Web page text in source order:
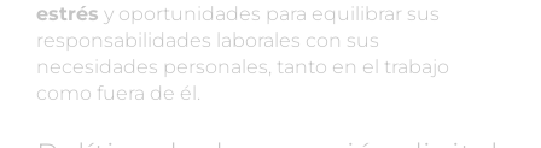
estrés y oportunidades para equilibrar sus
responsabilidades laborales con sus
necesidades personales, tanto en el trabajo
como fuera de él.